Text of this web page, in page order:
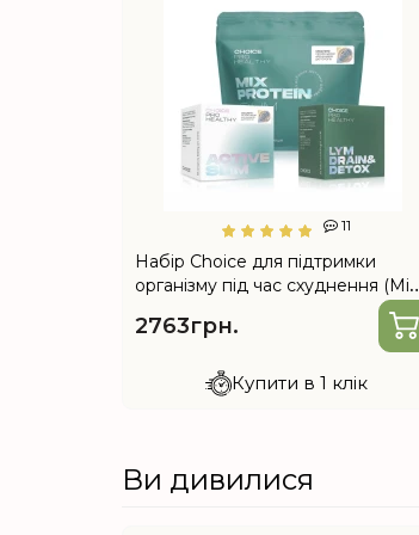
11
Набір Choice для підтримки
організму під час схуднення (Mix
Protein Slim, Lym Drain & Detox,
Active Slim)
2763грн.
Купити в 1 клік
Ви дивилися